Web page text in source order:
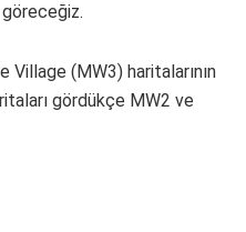
göreceğiz.
Village (MW3) haritalarının
gördükçe MW2 ve